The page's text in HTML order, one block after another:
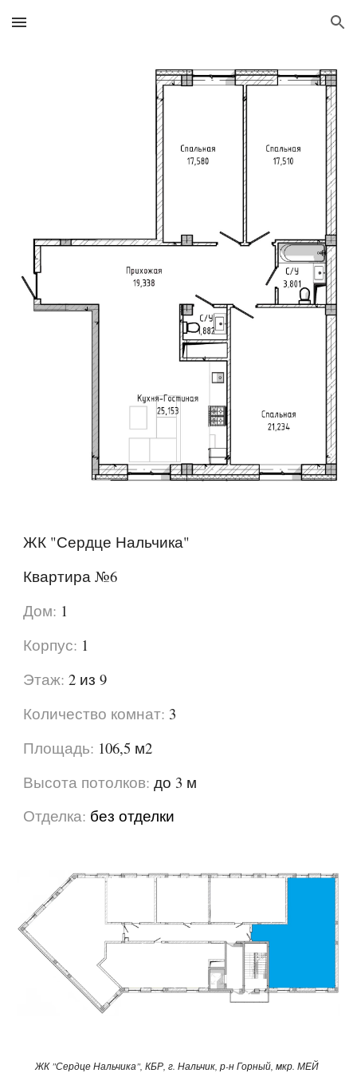
Skip to main content Skip to navigation
ЖК "Сердце Нальчика"
Квартира №6
Дом: 1
Корпус: 1
Этаж: 2 из 9
Количество комнат: 3
Площадь: 106,5 м2
Высота потолков: до 3 м
Отделка: без отделки
ЖК "Сердце Нальчика", КБР, г. Нальчик, р-н Горный, мкр. МЕЙ